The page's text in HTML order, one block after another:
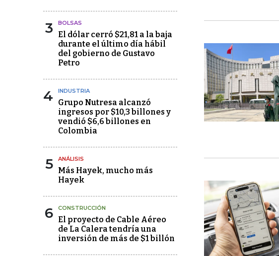
3 BOLSAS
El dólar cerró $21,81 a la baja
durante el último día hábil
del gobierno de Gustavo
Petro
4 INDUSTRIA
Grupo Nutresa alcanzó
ingresos por $10,3 billones y
vendió $6,6 billones en
Colombia
5 ANÁLISIS
Más Hayek, mucho más
Hayek
6 CONSTRUCCIÓN
El proyecto de Cable Aéreo
de La Calera tendría una
inversión de más de $1 billón